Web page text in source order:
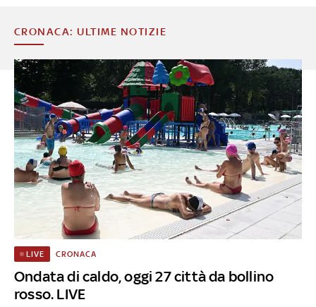
CRONACA: ULTIME NOTIZIE
Ondata di caldo, oggi 27 città da bollino
rosso. LIVE
LIVE CRONACA